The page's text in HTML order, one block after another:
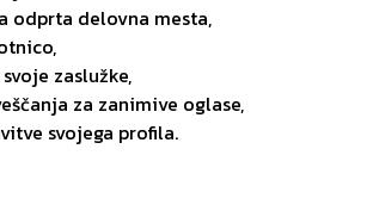
odprta delovna mesta,
zaslužke,
za zanimive oglase,
svojega profila.